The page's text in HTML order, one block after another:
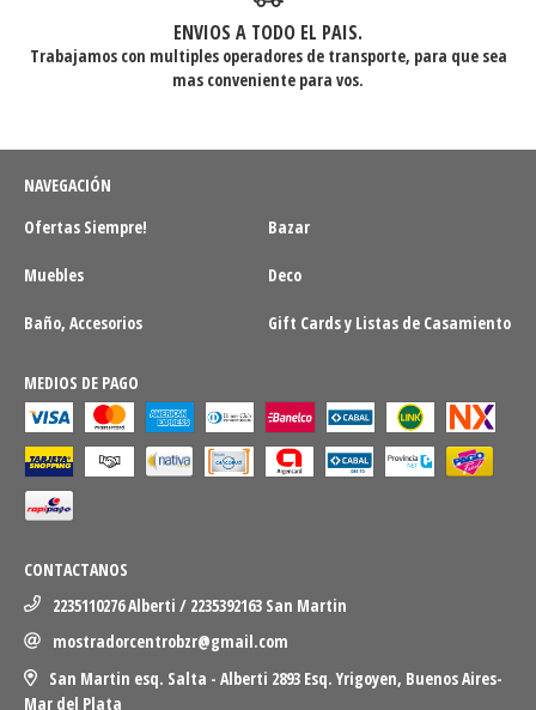
ENVIOS A TODO EL PAIS.
Trabajamos con multiples operadores de transporte, para que sea
mas conveniente para vos.
NAVEGACIÓN
Ofertas Siempre!
Bazar
Muebles Deco
Baño, Accesorios Gift Cards y Listas de Casamiento
MEDIOS DE PAGO
CONTACTANOS
2235110276 Alberti / 2235392163 San Martin
mostradorcentrobzr@gmail.com
San Martin esq. Salta - Alberti 2893 Esq. Yrigoyen, Buenos Aires-
Mar del Plata